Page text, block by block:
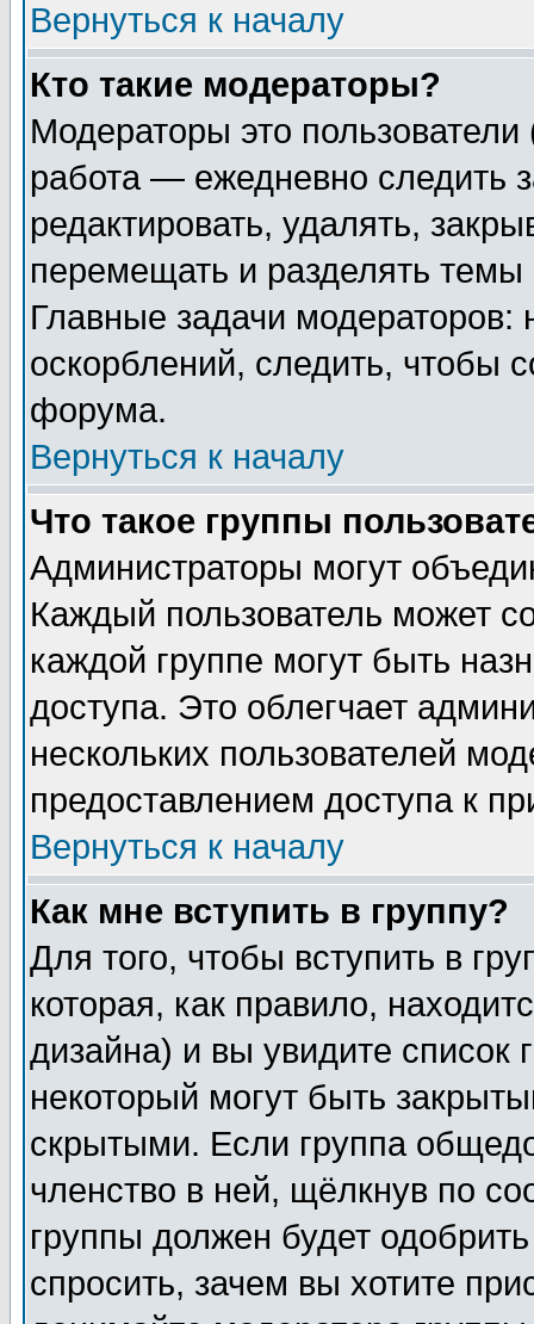
Вернуться к началу
Кто такие модераторы?
Модераторы это
работа — ежедневно следить
редактировать, удалять,
перемещать и разделять
Главные задачи
оскорблений, следить, чтобы
форума.
Вернуться к началу
Что такое группы
Администраторы могут
Каждый пользователь может
каждой группе могут быть
доступа. Это облегчает
нескольких пользователей
предоставлением доступа к
Вернуться к началу
Как мне вступить в группу?
Для того, чтобы вступить в
которая, как правило,
дизайна) и вы увидите список
некоторый могут быть
скрытыми. Если группа
членство в ней, щёлкнув по
группы должен будет
спросить, зачем вы хотите